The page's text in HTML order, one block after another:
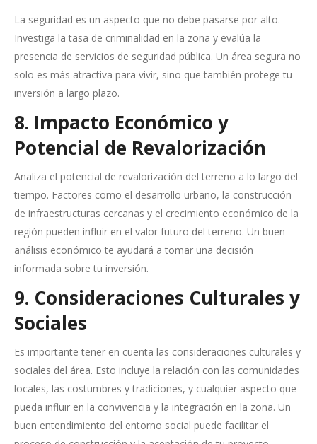
La seguridad es un aspecto que no debe pasarse por alto.
Investiga la tasa de criminalidad en la zona y evalúa la
presencia de servicios de seguridad pública. Un área segura no
solo es más atractiva para vivir, sino que también protege tu
inversión a largo plazo.
8. Impacto Económico y
Potencial de Revalorización
Analiza el potencial de revalorización del terreno a lo largo del
tiempo. Factores como el desarrollo urbano, la construcción
de infraestructuras cercanas y el crecimiento económico de la
región pueden influir en el valor futuro del terreno. Un buen
análisis económico te ayudará a tomar una decisión
informada sobre tu inversión.
9. Consideraciones Culturales y
Sociales
Es importante tener en cuenta las consideraciones culturales y
sociales del área. Esto incluye la relación con las comunidades
locales, las costumbres y tradiciones, y cualquier aspecto que
pueda influir en la convivencia y la integración en la zona. Un
buen entendimiento del entorno social puede facilitar el